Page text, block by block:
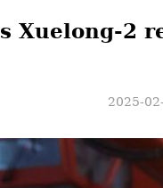
Xuelong-2
2025-